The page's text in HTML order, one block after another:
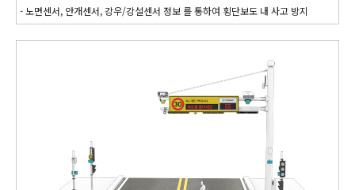
- 노면센서, 안개센서, 강우/강설센서 정보 를 통하여 횡단보도 내 사고 방지